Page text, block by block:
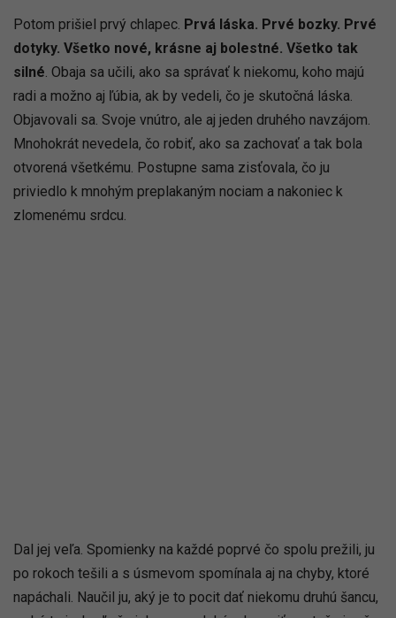
Potom prišiel prvý chlapec. Prvá láska. Prvé bozky. Prvé
dotyky. Všetko nové, krásne aj bolestné. Všetko tak
silné . Obaja sa učili, ako sa správať k niekomu, koho majú
radi a možno aj ľúbia, ak by vedeli, čo je skutočná láska.
Objavovali sa. Svoje vnútro, ale aj jeden druhého navzájom.
Mnohokrát nevedela, čo robiť, ako sa zachovať a tak bola
otvorená všetkému. Postupne sama zisťovala, čo ju
priviedlo k mnohým preplakaným nociam a nakoniec k
zlomenému srdcu.
Dal jej veľa. Spomienky na každé poprvé čo spolu prežili, ju
po rokoch tešili a s úsmevom spomínala aj na chyby, ktoré
napáchali. Naučil ju, aký je to pocit dať niekomu druhú šancu,